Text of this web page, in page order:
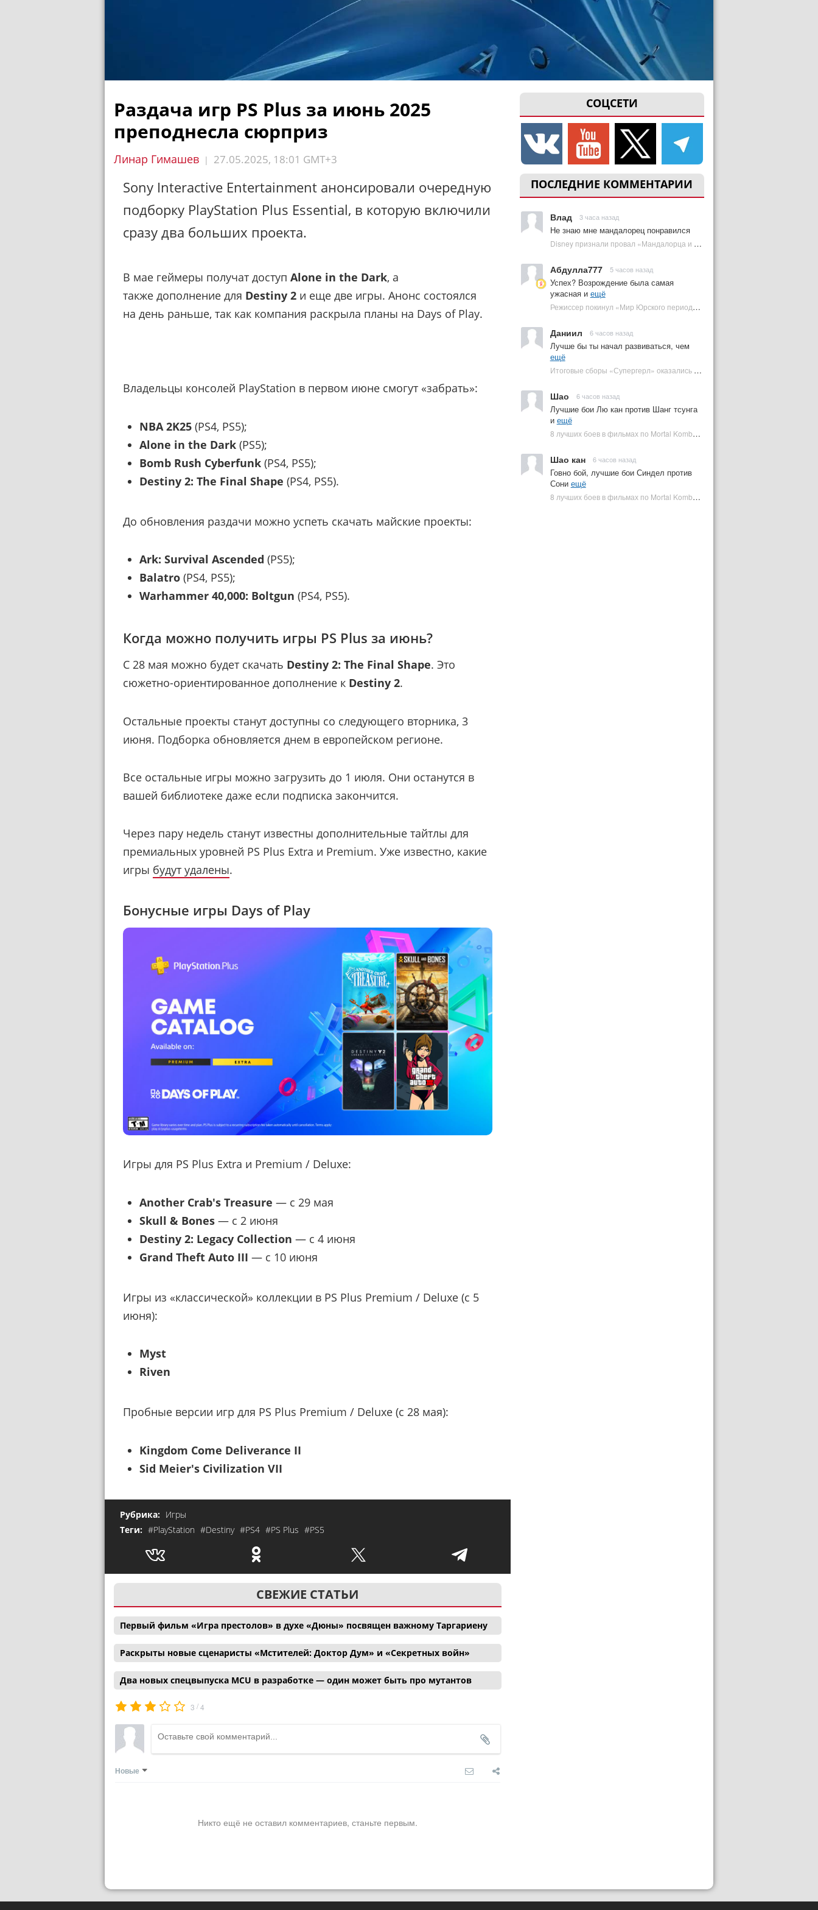
СОЦСЕТИ
ПОСЛЕДНИЕ КОММЕНТАРИИ
Влад 3 часа назад
Не знаю мне мандалорец понравился
Disney признали провал «Мандалорца и Грогу» и еще одной новинки | Plugged In Ru
Абдулла777 5 часов назад
Успех? Возрождение была самая
ужасная и ещё
Режиссер покинул «Мир Юрского периода 5» | Plugged In Ru
Даниил 6 часов назад
Лучше бы ты начал развиваться, чем
ещё
Итоговые сборы «Супергерл» оказались худшими для DC за два десятилетия | Plugged In Ru
Шао 6 часов назад
Лучшие бои Лю кан против Шанг тсунга
и ещё
8 лучших боев в фильмах по Mortal Kombat: от «Смертельной битвы» до «Мортал Комбат 2» | Plugged In Ru
Шао кан 6 часов назад
Говно бой, лучшие бои Синдел против
Сони ещё
8 лучших боев в фильмах по Mortal Kombat: от «Смертельной битвы» до «Мортал Комбат 2» | Plugged In Ru
Раздача игр PS Plus за июнь 2025
преподнесла сюрприз
Линар Гимашев | 27.05.2025, 18:01 GMT+3
Sony Interactive Entertainment анонсировали очередную
подборку PlayStation Plus Essential, в которую включили
сразу два больших проекта.
В мае геймеры получат доступ Alone in the Dark, а
также дополнение для Destiny 2 и еще две игры. Анонс состоялся
на день раньше, так как компания раскрыла планы на Days of Play.
Владельцы консолей PlayStation в первом июне смогут «забрать»:
NBA 2K25 (PS4, PS5);
Alone in the Dark (PS5);
Bomb Rush Cyberfunk (PS4, PS5);
Destiny 2: The Final Shape (PS4, PS5).
До обновления раздачи можно успеть скачать майские проекты:
Ark: Survival Ascended (PS5);
Balatro (PS4, PS5);
Warhammer 40,000: Boltgun (PS4, PS5).
Когда можно получить игры PS Plus за июнь?
С 28 мая можно будет скачать Destiny 2: The Final Shape. Это
сюжетно-ориентированное дополнение к Destiny 2.
Остальные проекты станут доступны со следующего вторника, 3
июня. Подборка обновляется днем в европейском регионе.
Все остальные игры можно загрузить до 1 июля. Они останутся в
вашей библиотеке даже если подписка закончится.
Через пару недель станут известны дополнительные тайтлы для
премиальных уровней PS Plus Extra и Premium. Уже известно, какие
игры будут удалены.
Бонусные игры Days of Play
Игры для PS Plus Extra и Premium / Deluxe:
Another Crab's Treasure — с 29 мая
Skull & Bones — с 2 июня
Destiny 2: Legacy Collection — с 4 июня
Grand Theft Auto III — с 10 июня
Игры из «классической» коллекции в PS Plus Premium / Deluxe (с 5
июня):
Myst
Riven
Пробные версии игр для PS Plus Premium / Deluxe (с 28 мая):
Kingdom Come Deliverance II
Sid Meier's Civilization VII
Рубрика: Игры
Теги: #PlayStation #Destiny #PS4 #PS Plus #PS5
СВЕЖИЕ СТАТЬИ
Первый фильм «Игра престолов» в духе «Дюны» посвящен важному Таргариену
Раскрыты новые сценаристы «Мстителей: Доктор Дум» и «Секретных войн»
Два новых спецвыпуска MCU в разработке — один может быть про мутантов
3 /4
Новые
Никто ещё не оставил комментариев, станьте первым.